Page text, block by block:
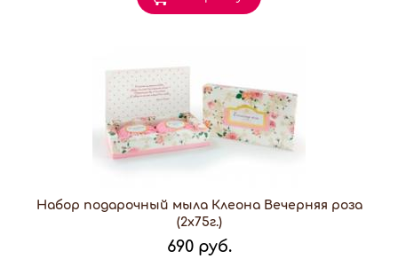
Набор подарочный мыла Клеона Вечерняя роза
(2х75г.)
690 руб.